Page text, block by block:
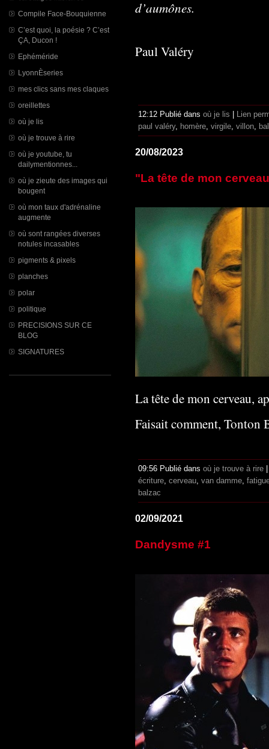
Compile Face-Bouquienne
C’est quoi, la poésie ? C’est
ÇA, Ducon !
Ephéméride
LyonnÈseries
mes clics sans mes claques
oreillettes
où je lis
où je trouve à rire
où je youtube, tu
dailymentionnes...
où je zieute des images qui
bougent
où mon taux d'adrénaline
augmente
où sont rangées diverses
notules incasables
pigments & pixels
planches
polar
politique
PRECISIONS SUR CE
BLOG
SIGNATURES
d’aumônes.
Paul Valéry
12:12 Publié dans où je lis
Lien
paul valéry, homère, virgile, villon,
20/08/2023
"La tête de mon
La tête de mon cerveau,
Faisait comment, Tonton
09:56 Publié dans où je trouve à rire
écriture, cerveau, van damme,
balzac
02/09/2021
Dandysme #1